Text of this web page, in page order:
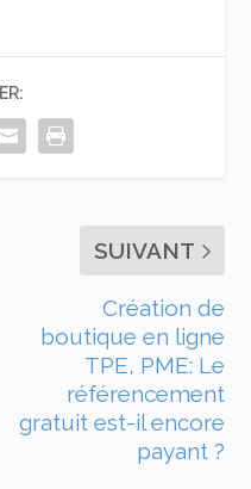
SUIVANT
Création de
boutique en ligne
TPE, PME: Le
référencement
gratuit est-il encore
payant ?